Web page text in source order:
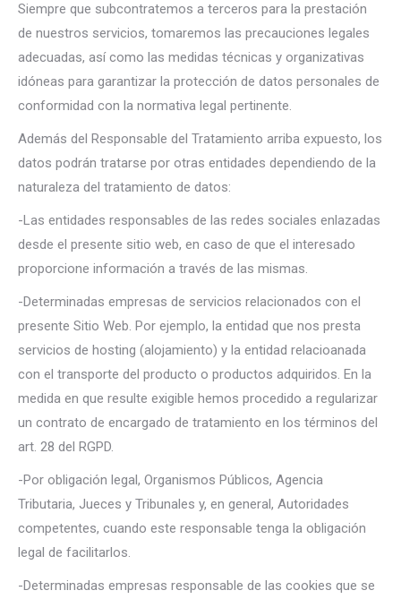
Siempre que subcontratemos a terceros para la prestación
de nuestros servicios, tomaremos las precauciones legales
adecuadas, así como las medidas técnicas y organizativas
idóneas para garantizar la protección de datos personales de
conformidad con la normativa legal pertinente.
Además del Responsable del Tratamiento arriba expuesto, los
datos podrán tratarse por otras entidades dependiendo de la
naturaleza del tratamiento de datos:
-Las entidades responsables de las redes sociales enlazadas
desde el presente sitio web, en caso de que el interesado
proporcione información a través de las mismas.
-Determinadas empresas de servicios relacionados con el
presente Sitio Web. Por ejemplo, la entidad que nos presta
servicios de hosting (alojamiento) y la entidad relacioanada
con el transporte del producto o productos adquiridos. En la
medida en que resulte exigible hemos procedido a regularizar
un contrato de encargado de tratamiento en los términos del
art. 28 del RGPD.
-Por obligación legal, Organismos Públicos, Agencia
Tributaria, Jueces y Tribunales y, en general, Autoridades
competentes, cuando este responsable tenga la obligación
legal de facilitarlos.
-Determinadas empresas responsable de las cookies que se